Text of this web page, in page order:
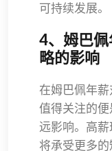
可持续发展。
4、姆巴
略的影响
在姆巴佩年
值得关注的
远影响。高
将承受更多